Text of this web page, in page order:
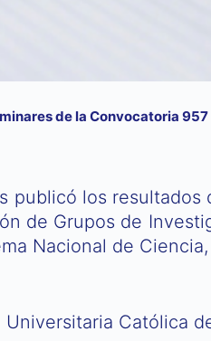
de la Convocatoria 957
publicó los
de Grupos de
Nacional de
Católica